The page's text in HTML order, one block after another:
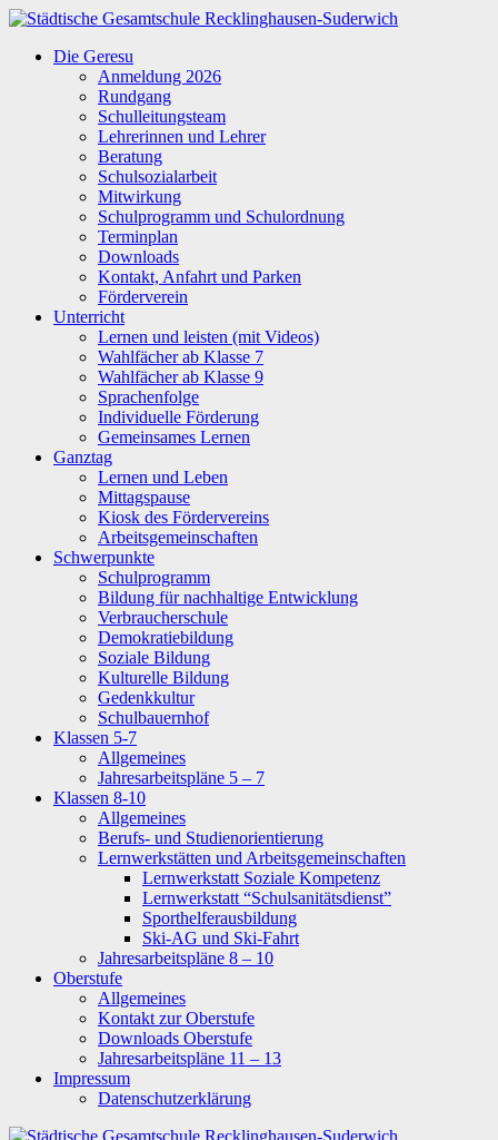
Zum
springen
Städtische
Gesamtschule
Recklinghausen-
Suderwich
Die Geresu
Anmeldung 2026
Rundgang
Schulleitungsteam
Lehrerinnen und Lehrer
Beratung
Schulsozialarbeit
Mitwirkung
Schulprogramm und Schulordnung
Terminplan
Downloads
Kontakt, Anfahrt und Parken
Förderverein
Unterricht
Lernen und leisten (mit Videos)
Wahlfächer ab Klasse 7
Wahlfächer ab Klasse 9
Sprachenfolge
Individuelle Förderung
Gemeinsames Lernen
Ganztag
Lernen und Leben
Mittagspause
Kiosk des Fördervereins
Arbeitsgemeinschaften
Schwerpunkte
Schulprogramm
Bildung für nachhaltige Entwicklung
Verbraucherschule
Demokratiebildung
Soziale Bildung
Kulturelle Bildung
Gedenkkultur
Schulbauernhof
Klassen 5-7
Allgemeines
Jahresarbeitspläne 5 – 7
Klassen 8-10
Allgemeines
Berufs- und Studienorientierung
Lernwerkstätten und Arbeitsgemeinschaften
Lernwerkstatt Soziale Kompetenz
Lernwerkstatt “Schulsanitätsdienst”
Sporthelferausbildung
Ski-AG und Ski-Fahrt
Jahresarbeitspläne 8 – 10
Oberstufe
Allgemeines
Kontakt zur Oberstufe
Downloads Oberstufe
Jahresarbeitspläne 11 – 13
Impressum
Datenschutzerklärung